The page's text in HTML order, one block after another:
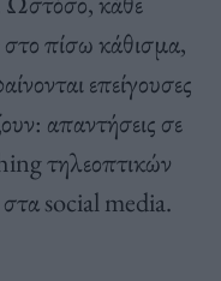
στο πίσω κάθισμα,
επείγουσες
απαντήσεις σε
τηλεοπτικών
στα social media.